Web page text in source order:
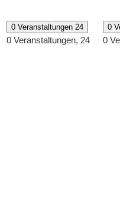
0 Veranstaltungen 24
0 Veranstaltungen, 24
0
0